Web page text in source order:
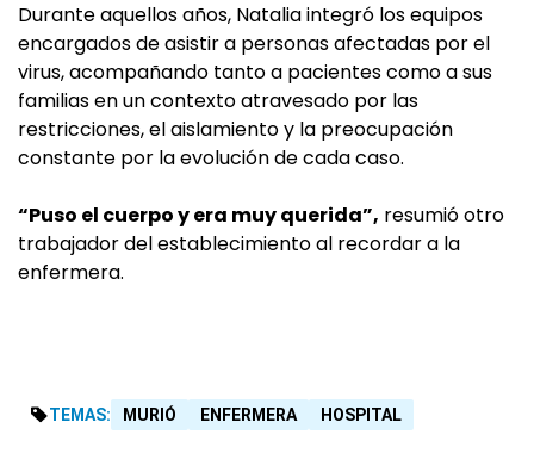
Durante aquellos años, Natalia integró los equipos
encargados de asistir a personas afectadas por el
virus, acompañando tanto a pacientes como a sus
familias en un contexto atravesado por las
restricciones, el aislamiento y la preocupación
constante por la evolución de cada caso.
“Puso el cuerpo y era muy querida”, resumió otro
trabajador del establecimiento al recordar a la
enfermera.
TEMAS: MURIÓ ENFERMERA HOSPITAL